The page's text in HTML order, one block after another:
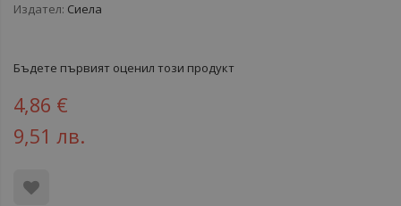
Издател: Сиела
Бъдете първият оценил този продукт
4,86 €
9,51 лв.